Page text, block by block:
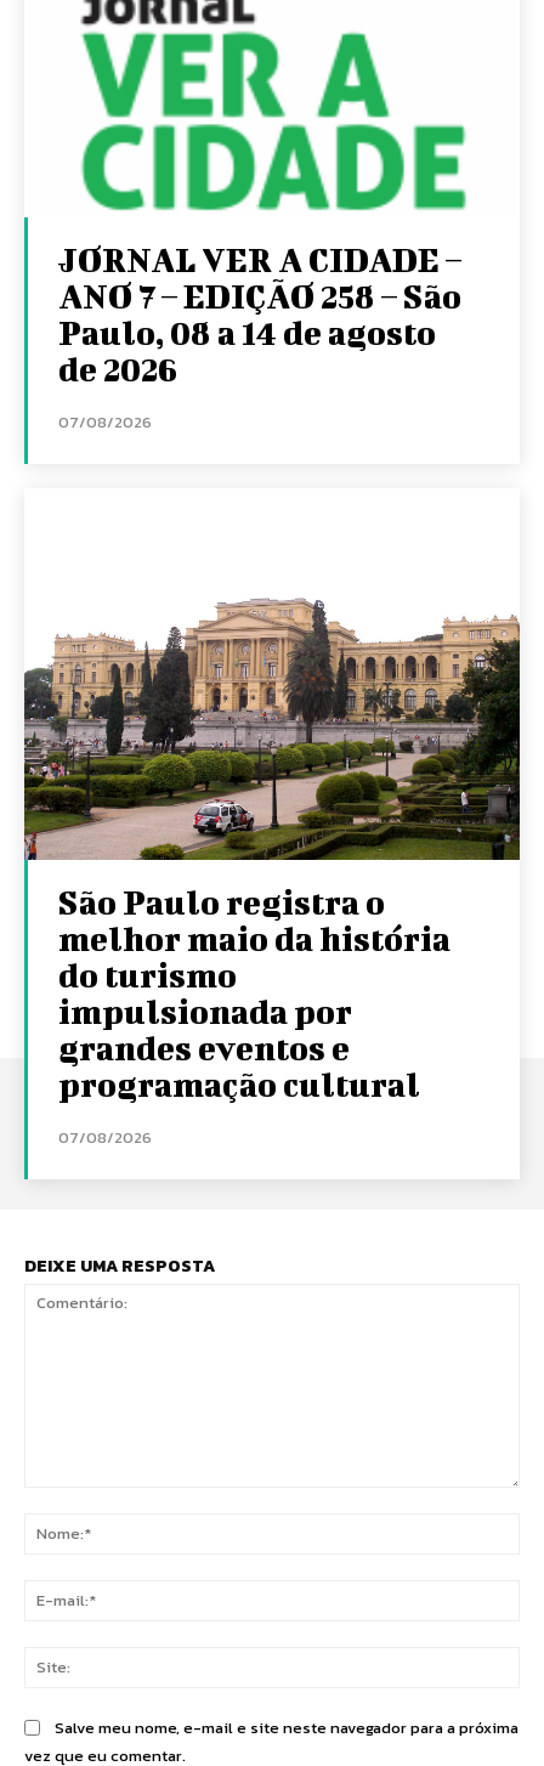
JORNAL VER A CIDADE –
ANO 7 – EDIÇÃO 258 – São
Paulo, 08 a 14 de agosto
de 2026
07/08/2026
São Paulo registra o
melhor maio da história
do turismo
impulsionada por
grandes eventos e
programação cultural
07/08/2026
DEIXE UMA RESPOSTA
Salve meu nome, e-mail e site neste navegador para a próxima
vez que eu comentar.